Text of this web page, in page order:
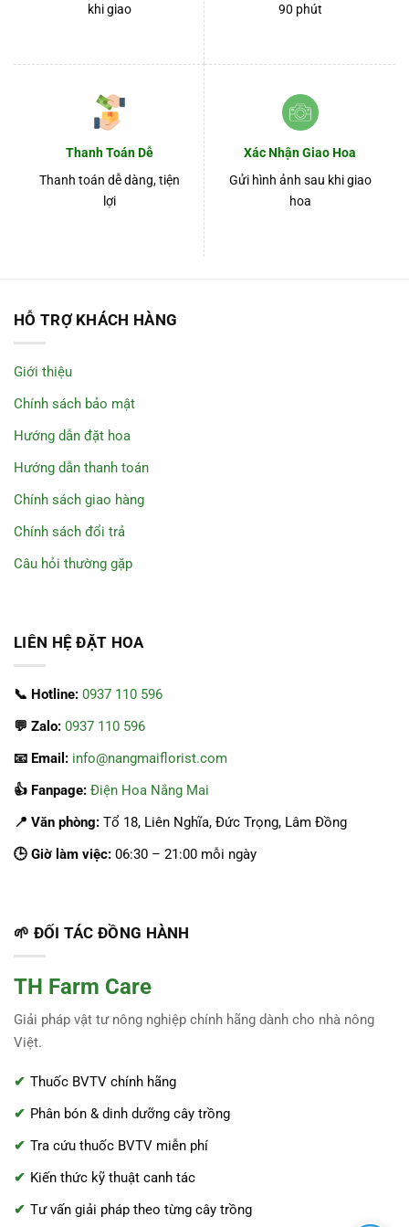
khi giao
90 phút
Thanh Toán Dễ
Thanh toán dễ dàng, tiện
lợi
Xác Nhận Giao Hoa
Gửi hình ảnh sau khi giao
hoa
HỖ TRỢ KHÁCH HÀNG
Giới thiệu
Chính sách bảo mật
Hướng dẫn đặt hoa
Hướng dẫn thanh toán
Chính sách giao hàng
Chính sách đổi trả
Câu hỏi thường gặp
LIÊN HỆ ĐẶT HOA
📞 Hotline: 0937 110 596
💬 Zalo: 0937 110 596
📧 Email: info@nangmaiflorist.com
👍 Fanpage: Điện Hoa Nắng Mai
📍 Văn phòng: Tổ 18, Liên Nghĩa, Đức Trọng, Lâm Đồng
🕒 Giờ làm việc: 06:30 – 21:00 mỗi ngày
🌱 ĐỐI TÁC ĐỒNG HÀNH
TH Farm Care
Giải pháp vật tư nông nghiệp chính hãng dành cho nhà nông
Việt.
Thuốc BVTV chính hãng
Phân bón & dinh dưỡng cây trồng
Tra cứu thuốc BVTV miễn phí
Kiến thức kỹ thuật canh tác
Tư vấn giải pháp theo từng cây trồng